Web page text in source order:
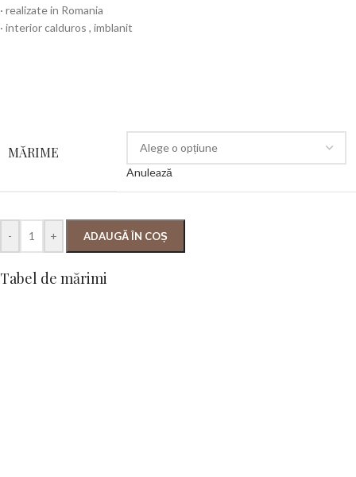
· realizate in Romania
· interior calduros , imblanit
MĂRIME
Anulează
- + ADAUGĂ ÎN COȘ
Tabel de mărimi